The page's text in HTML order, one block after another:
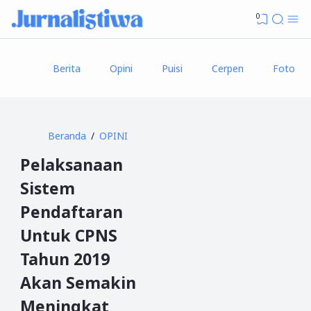
0
Berita Opini Puisi Cerpen Foto
Beranda OPINI
Pelaksanaan
Sistem
Pendaftaran
Untuk CPNS
Tahun 2019
Akan Semakin
Meningkat